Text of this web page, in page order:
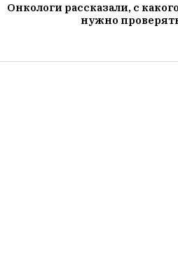
Онкологи рассказали, с
нужно